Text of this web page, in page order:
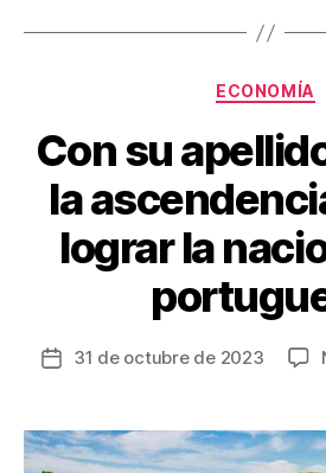
o
tir
ECONOMÍA
Con su
la
lograr la
Fecha
entrada
31 de octubre de 2023